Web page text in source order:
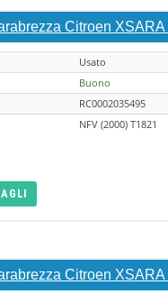
Citroen
Usato
Buono
RC0002035495
NFV (2000) T1821
Citroen